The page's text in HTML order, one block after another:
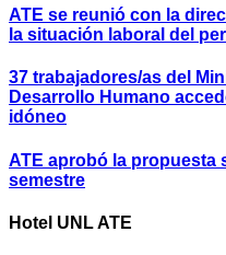
ATE se reunió con la
la situación laboral del
37 trabajadores/as del
Desarrollo Humano
idóneo
ATE aprobó la propuesta
semestre
Hotel UNL ATE